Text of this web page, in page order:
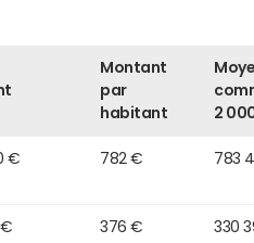
Montant
par
habitant
2
€ 782 € 783
€ 376 € 330